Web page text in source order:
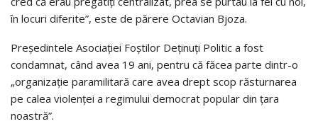
în locuri diferite”, este de părere Octavian Bjoza.
Preşedintele Asociaţiei Foştilor Deţinuţi Politic a fost
condamnat, când avea 19 ani, pentru că făcea parte dintr-o
„organizaţie paramilitară care avea drept scop răsturnarea
pe calea violenţei a regimului democrat popular din ţara
noastră”.